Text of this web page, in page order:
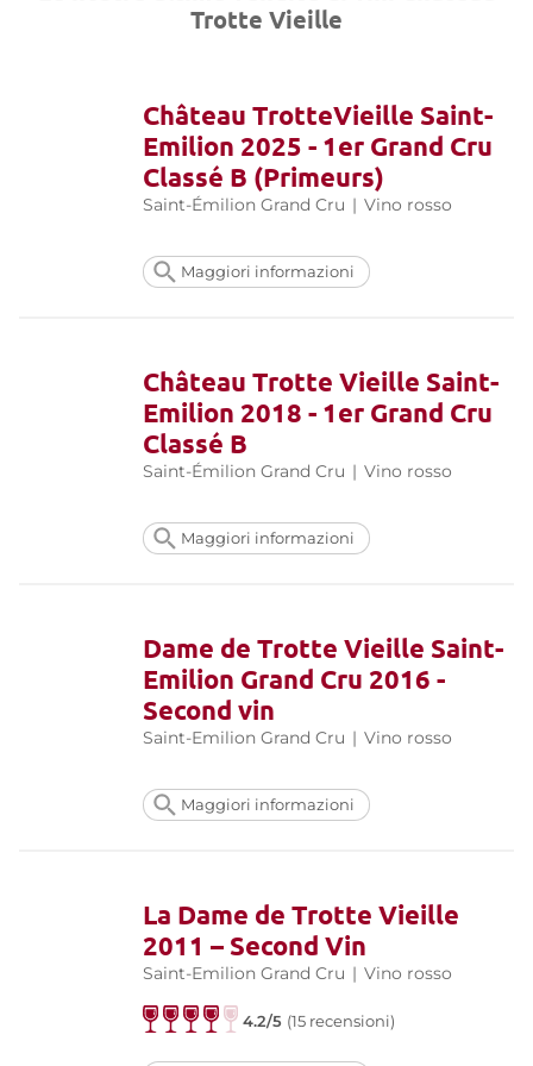
Trotte Vieille
Château TrotteVieille Saint-
Emilion 2025 - 1er Grand Cru
Classé B (Primeurs)
Saint-Émilion Grand Cru | Vino rosso
Maggiori informazioni
Château Trotte Vieille Saint-
Emilion 2018 - 1er Grand Cru
Classé B
Saint-Émilion Grand Cru | Vino rosso
Maggiori informazioni
Dame de Trotte Vieille Saint-
Emilion Grand Cru 2016 -
Second vin
Saint-Emilion Grand Cru | Vino rosso
Maggiori informazioni
La Dame de Trotte Vieille
2011 – Second Vin
Saint-Emilion Grand Cru | Vino rosso
4.2/5 (15 recensioni)